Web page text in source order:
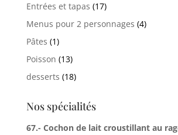
Entrées et tapas (17)
Menus pour 2 personnages (4)
Pâtes (1)
Poisson (13)
desserts (18)
Nos spécialités
67.- Cochon de lait croustillant au